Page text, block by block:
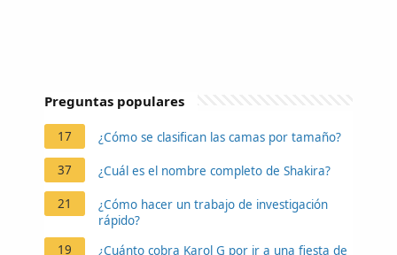
Preguntas populares
17 ¿Cómo se clasifican las camas por tamaño?
37 ¿Cuál es el nombre completo de Shakira?
21
¿Cómo hacer un trabajo de investigación
rápido?
19
¿Cuánto cobra Karol G por ir a una fiesta de